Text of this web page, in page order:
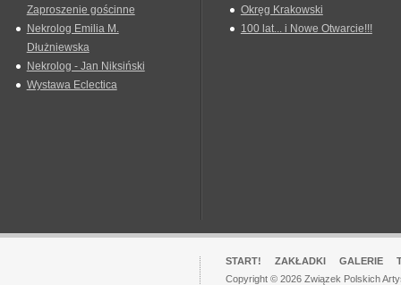
Zaproszenie gościnne
Nekrolog Emilia M.
Dłużniewska
Nekrolog - Jan Niksiński
Wystawa Eclectica
Okręg Krakowski
100 lat... i Nowe Otwarcie!!!
START! ZAKŁADKI GALERIE
Copyright © 2026 Związek Polskich